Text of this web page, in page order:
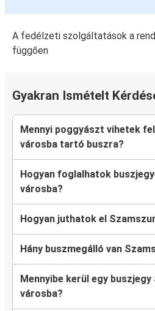
A fedélzeti szolgáltatások a
függően
Gyakran Ismételt
Mennyi poggyászt vihetek
városba tartó buszra?
Hogyan foglalhatok
városba?
Hogyan juthatok el
Hány buszmegálló van
Mennyibe kerül egy
városba?